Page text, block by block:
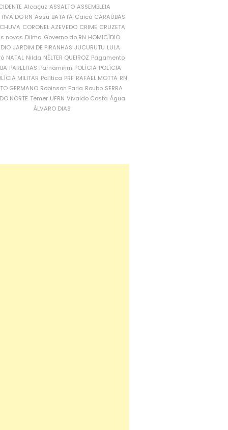
Alcaçuz ASSALTO ASSEMBLEIA
DO RN Assu BATATA Caicó CARAÚBAS
CORONEL AZEVEDO CRIME CRUZETA
novos Dilma Governo do RN HOMICÍDIO
JARDIM DE PIRANHAS JUCURUTU LULA
NATAL Nilda NÉLTER QUEIROZ Pagamento
PARELHAS Parnamirim POLÍCIA POLÍCIA
MILITAR Política PRF RAFAEL MOTTA RN
GERMANO Robinson Faria Roubo SERRA
NORTE Temer UFRN Vivaldo Costa Água
ÁLVARO DIAS